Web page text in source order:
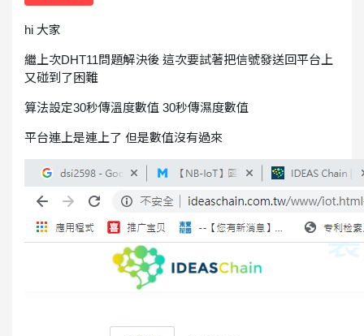
開發工具
註冊
登入
hi 大家
繼上次DHT11問題解決後 這次要試著把信號發送回平台上
又碰到了困難
算法設定30秒傳溫度數值 30秒傳濕度數值
平台連上是連上了 但是數值沒有過來